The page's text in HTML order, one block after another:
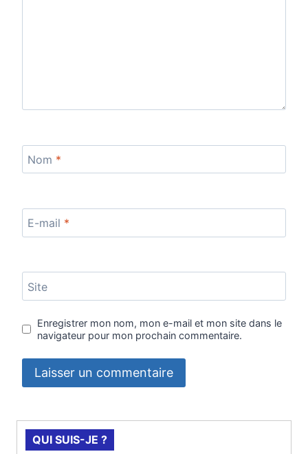
Nom *
E-mail *
Site
Enregistrer mon nom, mon e-mail et mon site dans le
navigateur pour mon prochain commentaire.
QUI SUIS-JE ?